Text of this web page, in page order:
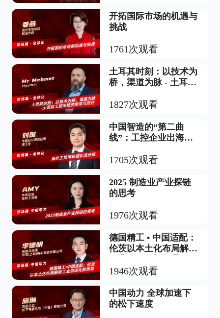
开拓国际市场的机遇与
挑战
1761次观看
土耳其时刻：以技术为
桥，渠道为脉 - 土耳其
1827次观看
中国智造的“第二曲
线”：工控企业出海的
1705次观看
2025 制造业产业探链
的思考
1976次观看
德国精工 • 中国适配：
伦茨以本土化布局解锁
1946次观看
中国动力 全球加速下
的松下速度